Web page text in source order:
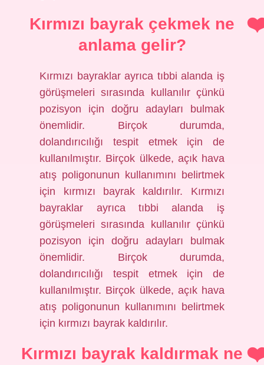
Kırmızı bayrak çekmek ne
anlama gelir?
Kırmızı bayraklar ayrıca tıbbi alanda iş
görüşmeleri sırasında kullanılır çünkü
pozisyon için doğru adayları bulmak
önemlidir. Birçok durumda,
dolandırıcılığı tespit etmek için de
kullanılmıştır. Birçok ülkede, açık hava
atış poligonunun kullanımını belirtmek
için kırmızı bayrak kaldırılır. Kırmızı
bayraklar ayrıca tıbbi alanda iş
görüşmeleri sırasında kullanılır çünkü
pozisyon için doğru adayları bulmak
önemlidir. Birçok durumda,
dolandırıcılığı tespit etmek için de
kullanılmıştır. Birçok ülkede, açık hava
atış poligonunun kullanımını belirtmek
için kırmızı bayrak kaldırılır.
Kırmızı bayrak kaldırmak ne